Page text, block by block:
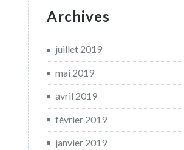
Archives
juillet 2019
mai 2019
avril 2019
février 2019
janvier 2019